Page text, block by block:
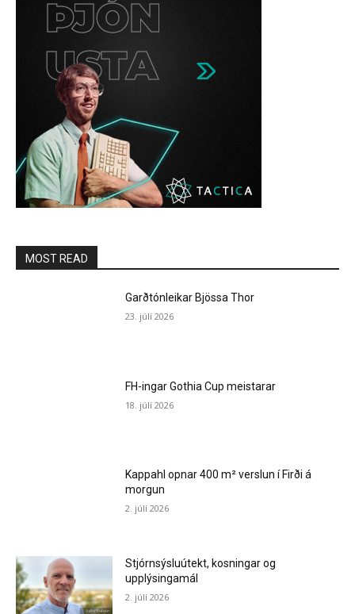
MOST READ
Garðtónleikar Bjössa Thor
23. júlí 2026
FH-ingar Gothia Cup meistarar
18. júlí 2026
Kappahl opnar 400 m² verslun í Firði á
morgun
2. júlí 2026
Stjórnsýsluútekt, kosningar og
upplýsingamál
2. júlí 2026